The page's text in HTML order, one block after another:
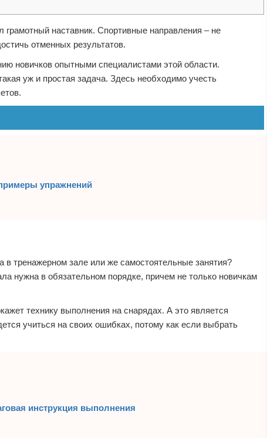
наставник. Спортивные направления – не
отменных результатов.
новичков опытными специалистами этой области.
уж и простая задача. Здесь необходимо учесть
упражнений
в тренажерном зале или же самостоятельные занятия?
нужна в обязательном порядке, причем не только новичкам
технику выполнения на снарядах. А это является
учиться на своих ошибках, потому как если выбрать
инструкция выполнения